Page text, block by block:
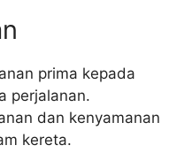
prima kepada
perjalanan.
dan kenyamanan
kereta.